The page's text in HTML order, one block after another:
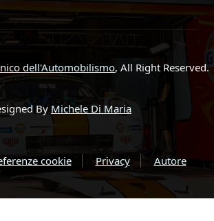
dell'Automobilismo, All Right Reserved.
By Michele Di Maria
cookie Privacy Autore